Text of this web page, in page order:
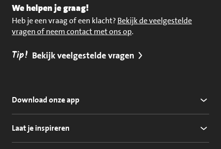
We helpen je graag!
Heb je een vraag of een klacht? Bekijk de veelgestelde
vragen of neem contact met ons op.
Tip! Bekijk veelgestelde vragen
Download onze app
Laat je inspireren